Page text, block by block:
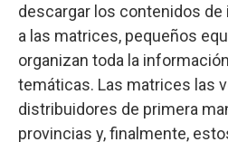
descargar los contenidos
a las matrices, pequeños
organizan toda la
temáticas. Las matrices las
distribuidores de primera
provincias y, finalmente,